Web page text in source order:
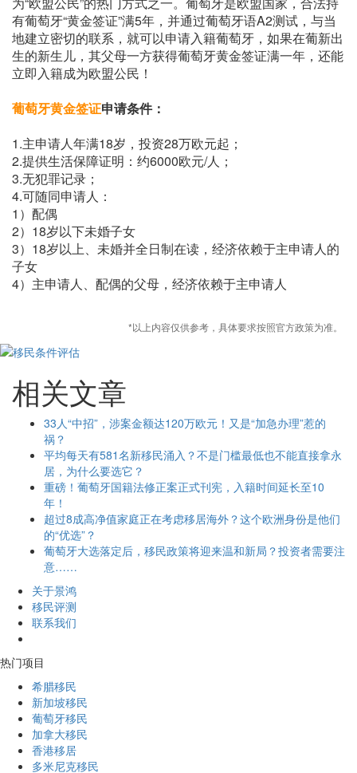
有葡萄牙“黄金签证”满5年，并通过葡萄牙语A2测试，与当
地建立密切的联系，就可以申请入籍葡萄牙，如果在葡新出
生的新生儿，其父母一方获得葡萄牙黄金签证满一年，还能
立即入籍成为欧盟公民！
葡萄牙黄金签证申请条件：
1.主申请人年满18岁，投资28万欧元起；
2.提供生活保障证明：约6000欧元/人；
3.无犯罪记录；
4.可随同申请人：
1）配偶
2）18岁以下未婚子女
3）18岁以上、未婚并全日制在读，经济依赖于主申请人的
子女
4）主申请人、配偶的父母，经济依赖于主申请人
*以上内容仅供参考，具体要求按照官方政策为准。
相关文章
33人“中招”，涉案金额达120万欧元！又是“加急办理”惹的
祸？
平均每天有581名新移民涌入？不是门槛最低也不能直接拿永
居，为什么要选它？
重磅！葡萄牙国籍法修正案正式刊宪，入籍时间延长至10
年！
超过8成高净值家庭正在考虑移居海外？这个欧洲身份是他们
的“优选”？
葡萄牙大选落定后，移民政策将迎来温和新局？投资者需要注
意……
关于景鸿
移民评测
联系我们
热门项目
希腊移民
新加坡移民
葡萄牙移民
加拿大移民
香港移居
多米尼克移民